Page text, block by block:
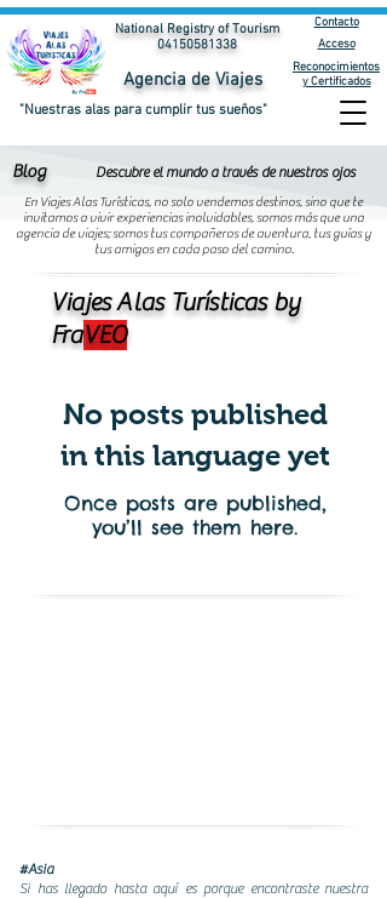
Agencia de Viajes
"Nuestras alas para cumplir tus sueños"
National Registry of Tourism
04150581338
Contacto
Acceso
Reconocimientos
y Certificados
Blog Descubre el mundo a través de nuestros ojos
En Viajes Alas Turísticas, no solo vendemos destinos, sino que te
invitamos a vivir experiencias inolvidables, somos más que una
agencia de viajes; somos tus compañeros de aventura, tus guías y
tus amigos en cada paso del camino.
Viajes Alas Turísticas by
FraVEO
No posts published
in this language yet
Once posts are published,
you’ll see them here.
#Asia
Si has llegado hasta aquí es porque encontraste nuestra